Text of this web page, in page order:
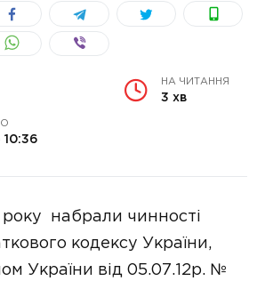
НА ЧИТАННЯ
3 хв
10:36
року набрали чинності
кодексу України,
України від 05.07.12р. №